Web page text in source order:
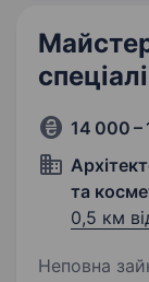
14 000 –
та
0,5 км
Неповна зайнятість.